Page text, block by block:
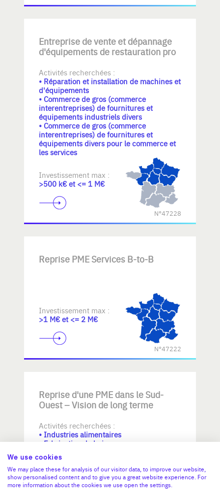
Entreprise de vente et dépannage
d'équipements de restauration pro
Activités recherchées :
• Réparation et installation de machines et
d'équipements
• Commerce de gros (commerce
interentreprises) de fournitures et
équipements industriels divers
• Commerce de gros (commerce
interentreprises) de fournitures et
équipements divers pour le commerce et
les services
Investissement max :
>500 k€ et <= 1 M€
N°47228
Reprise PME Services B-to-B
Investissement max :
>1 M€ et <= 2 M€
N°47222
Reprise d'une PME dans le Sud-
Ouest – Vision de long terme
Activités recherchées :
• Industries alimentaires
• Fabrication de boissons
• Fabrication de textiles
Investissement max :
>2 M€ et <= 5 M€
We use cookies
We may place these for analysis of our visitor data, to improve our website,
show personalised content and to give you a great website experience. For
more information about the cookies we use open the settings.